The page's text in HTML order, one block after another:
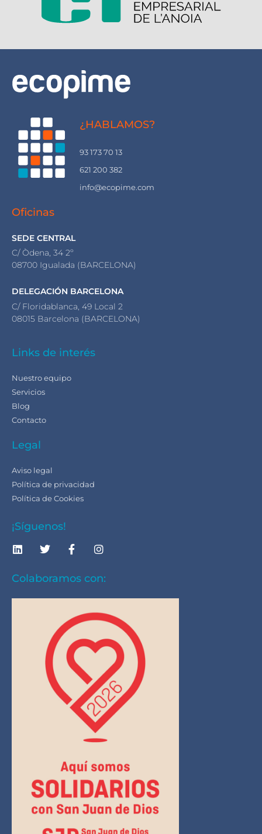
¿HABLAMOS?
93 173 70 13
621 200 382
info@ecopime.com
Oficinas
SEDE CENTRAL
C/ Òdena, 34 2º
08700 Igualada (BARCELONA)
DELEGACIÓN BARCELONA
C/ Floridablanca, 49 Local 2
08015 Barcelona (BARCELONA)
Links de interés
Nuestro equipo
Servicios
Blog
Contacto
Legal
Aviso legal
Política de privacidad
Política de Cookies
¡Síguenos!
Colaboramos con: